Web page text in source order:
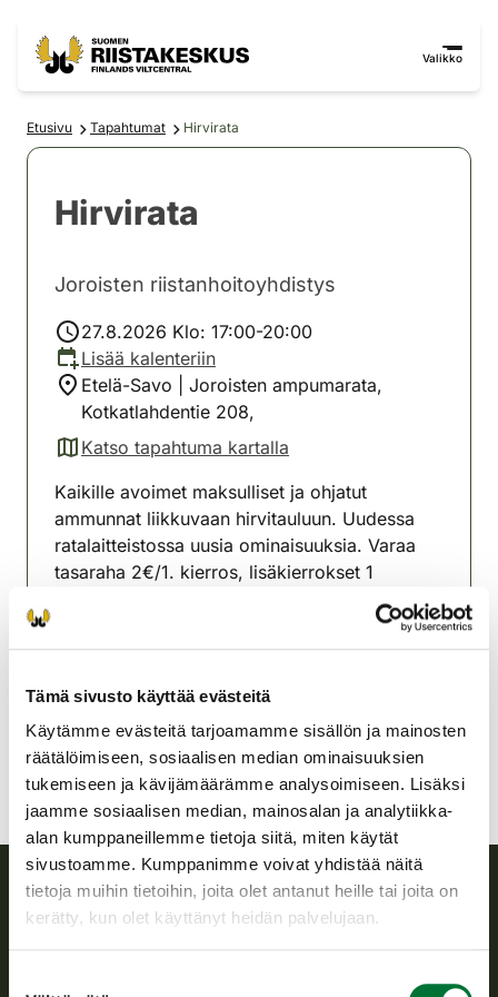
Tämä sivusto käyttää evästeitä
Käytämme evästeitä tarjoamamme sisällön ja mainosten
räätälöimiseen, sosiaalisen median ominaisuuksien
tukemiseen ja kävijämäärämme analysoimiseen. Lisäksi
jaamme sosiaalisen median, mainosalan ja analytiikka-
alan kumppaneillemme tietoja siitä, miten käytät
sivustoamme. Kumppanimme voivat yhdistää näitä
tietoja muihin tietoihin, joita olet antanut heille tai joita on
kerätty, kun olet käyttänyt heidän palvelujaan.
Valikko
Etusivu Tapahtumat Hirvirata
Hirvirata
Joroisten riistanhoitoyhdistys
27.8.2026 Klo: 17:00-20:00
Lisää kalenteriin
Etelä-Savo | Joroisten ampumarata,
Kotkatlahdentie 208,
Katso tapahtuma kartalla
(avautuu uuteen välilehteen)
Kaikille avoimet maksulliset ja ohjatut
ammunnat liikkuvaan hirvitauluun. Uudessa
ratalaitteistossa uusia ominaisuuksia. Varaa
tasaraha 2€/1. kierros, lisäkierrokset 1
Joroisten riistanhoitoyhdistys
joroinen@rhy.riista.fi
Suomen riistakeskus